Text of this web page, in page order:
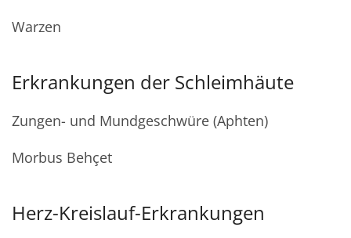
Warzen
Erkrankungen der Schleimhäute
Zungen- und Mundgeschwüre (Aphten)
Morbus Behçet
Herz-Kreislauf-Erkrankungen